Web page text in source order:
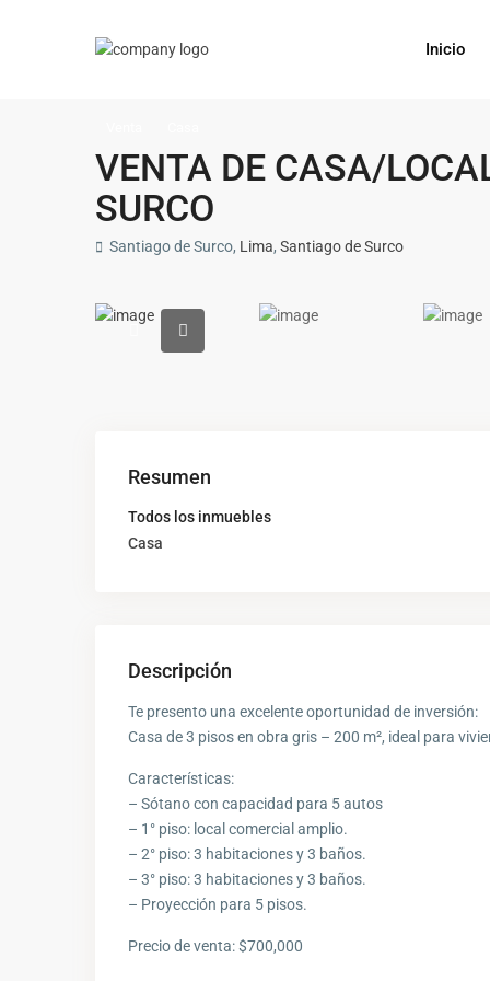
Inicio
VENTA DE CASA/
SURCO
Santiago de Surco, Lima, Santiago de Surco
Resumen
Todos los inmuebles
Casa
Descripción
Te presento una excelente oportunidad de inversión:
Casa de 3 pisos en obra gris – 200 m², ideal para
Características:
– Sótano con capacidad para 5 autos
– 1° piso: local comercial amplio.
– 2° piso: 3 habitaciones y 3 baños.
– 3° piso: 3 habitaciones y 3 baños.
– Proyección para 5 pisos.
Precio de venta: $700,000